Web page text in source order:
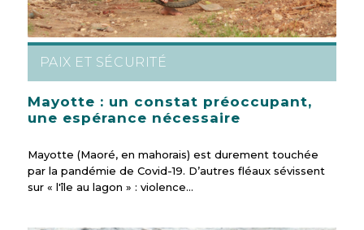
PAIX ET SÉCURITÉ
Mayotte : un constat préoccupant,
une espérance nécessaire
Mayotte (Maoré, en mahorais) est durement touchée
par la pandémie de Covid-19. D’autres fléaux sévissent
sur « l'île au lagon » : violence…